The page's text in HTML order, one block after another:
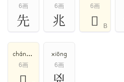
6画
先
6画
兆
6画
𠑹 B
cháng,zhǎng
6画
xiōng
6画